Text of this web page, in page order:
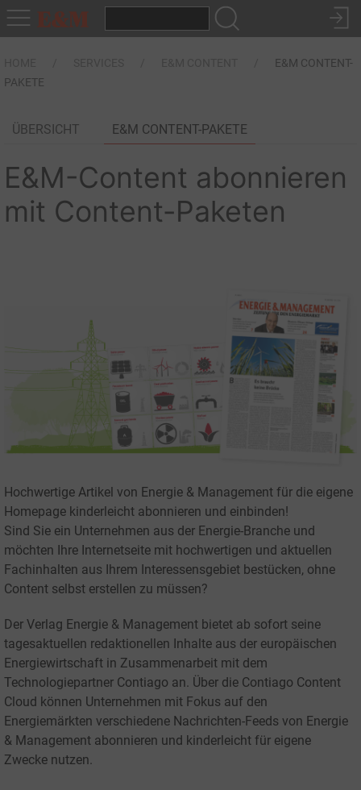
E&M CONTENT-
PAKETE
ÜBERSICHT E&M CONTENT-PAKETE
E&M-Content abonnieren
mit Content-Paketen
Hochwertige Artikel von Energie & Management für die eigene
Homepage kinderleicht abonnieren und einbinden!
Sind Sie ein Unternehmen aus der Energie-Branche und
möchten Ihre Internetseite mit hochwertigen und aktuellen
Fachinhalten aus Ihrem Interessensgebiet bestücken, ohne
Content selbst erstellen zu müssen?
Der Verlag Energie & Management bietet ab sofort seine
tagesaktuellen redaktionellen Inhalte aus der europäischen
Energiewirtschaft in Zusammenarbeit mit dem
Technologiepartner Contiago an. Über die Contiago Content
Cloud können Unternehmen mit Fokus auf den
Energiemärkten verschiedene Nachrichten-Feeds von Energie
& Management abonnieren und kinderleicht für eigene
Zwecke nutzen.